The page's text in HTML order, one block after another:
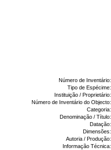
Número de Inventário:
Tipo de Espécime:
Instituição / Proprietário:
Número de Inventário do Objecto:
Categoria:
Denominação / Título:
Datação:
Dimensões:
Autoria / Produção:
Informação Técnica: